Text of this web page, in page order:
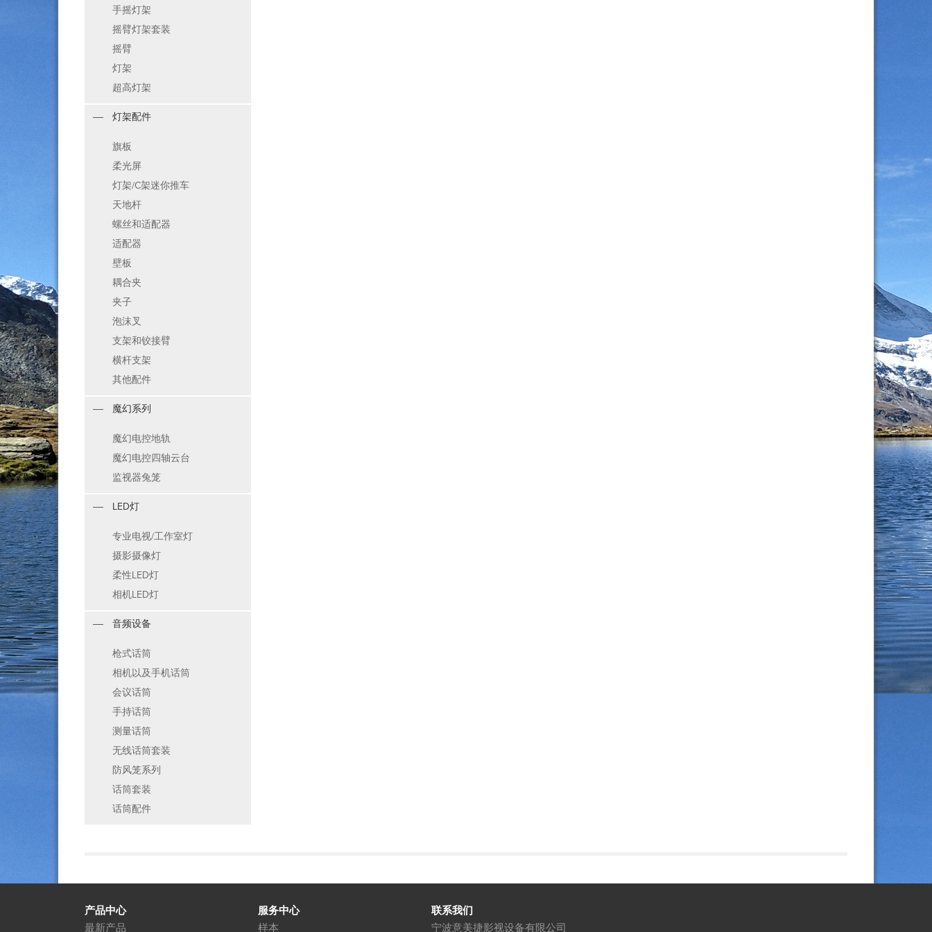
手摇灯架
摇臂灯架套装
摇臂
灯架
超高灯架
灯架配件
旗板
柔光屏
灯架/C架迷你推车
天地杆
螺丝和适配器
适配器
壁板
耦合夹
夹子
泡沫叉
支架和铰接臂
横杆支架
其他配件
魔幻系列
魔幻电控地轨
魔幻电控四轴云台
监视器兔笼
LED灯
专业电视/工作室灯
摄影摄像灯
柔性LED灯
相机LED灯
音频设备
枪式话筒
相机以及手机话筒
会议话筒
手持话筒
测量话筒
无线话筒套装
防风笼系列
话筒套装
话筒配件
产品中心
最新产品
服务中心
样本
联系我们
宁波意美捷影视设备有限公司